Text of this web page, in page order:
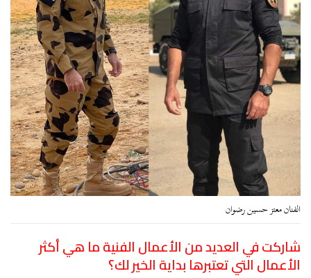
الفنان معتز حسين رضوان
شاركت في العديد من الأعمال الفنية ما هي أكثر
الأعمال التي تعتبرها بداية الخير لك؟